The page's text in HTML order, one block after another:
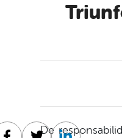
Triunfo sobe em Indicador de Situação Previdenciária do
De